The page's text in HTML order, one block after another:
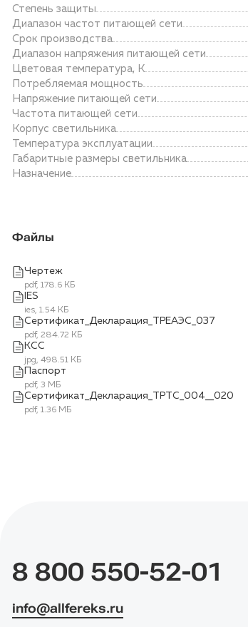
Степень защиты
Диапазон частот питающей сети
Срок производства
Диапазон напряжения питающей сети
Цветовая температура, К
Потребляемая мощность
Напряжение питающей сети
Частота питающей сети
Корпус светильника
Температура эксплуатации
Габаритные размеры светильника
Назначение
Файлы
Чертеж
pdf, 178.6 КБ
IES
ies, 1.54 КБ
Сертификат_Декларация_ТРЕАЭС_037
pdf, 284.72 КБ
КСС
jpg, 498.51 КБ
Паспорт
pdf, 3 МБ
Сертификат_Декларация_ТРТС_004__020
pdf, 1.36 МБ
8 800 550-52-01
info@allfereks.ru